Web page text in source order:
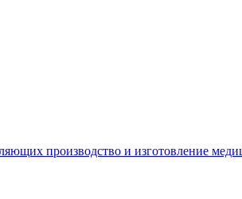
производство и изготовление